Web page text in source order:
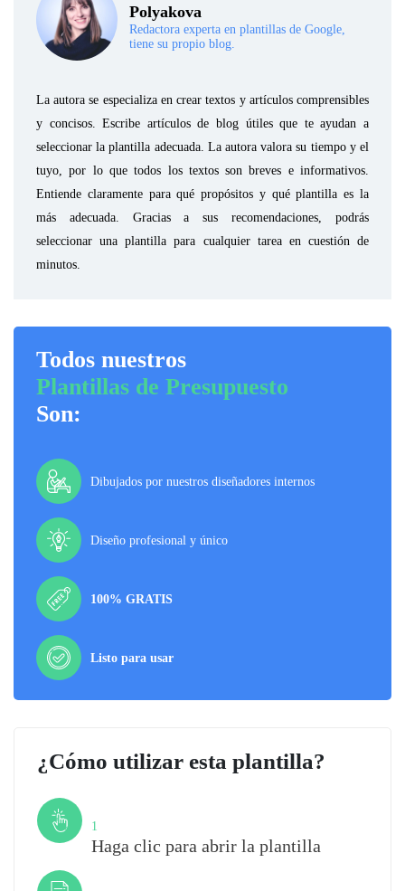
Polyakova
Redactora experta en plantillas de Google,
tiene su propio blog.
La autora se especializa en crear textos y artículos comprensibles
y concisos. Escribe artículos de blog útiles que te ayudan a
seleccionar la plantilla adecuada. La autora valora su tiempo y el
tuyo, por lo que todos los textos son breves e informativos.
Entiende claramente para qué propósitos y qué plantilla es la
más adecuada. Gracias a sus recomendaciones, podrás
seleccionar una plantilla para cualquier tarea en cuestión de
minutos.
Todos nuestros
Plantillas de Presupuesto
Son:
Dibujados por nuestros diseñadores internos
Diseño profesional y único
100% GRATIS
Listo para usar
¿Cómo utilizar esta plantilla?
1
Haga clic para abrir la plantilla